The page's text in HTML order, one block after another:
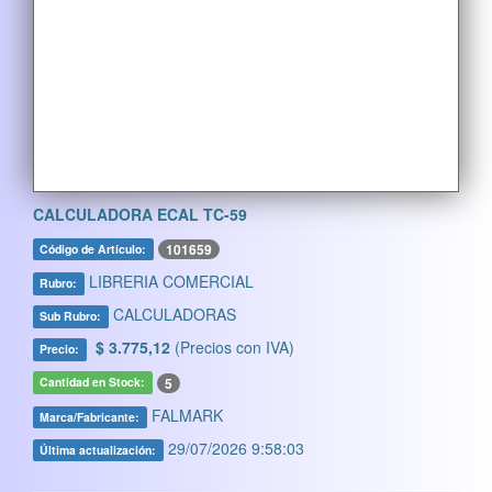
CALCULADORA ECAL TC-59
Código de Artículo: 101659
Rubro: LIBRERIA COMERCIAL
Sub Rubro: CALCULADORAS
Precio: $ 3.775,12 (Precios con IVA)
Cantidad en Stock: 5
Marca/Fabricante: FALMARK
Última actualización: 29/07/2026 9:58:03